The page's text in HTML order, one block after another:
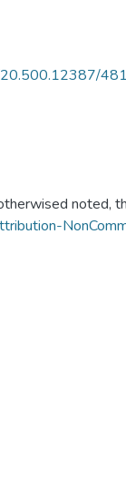
20.500.12387/
noted,